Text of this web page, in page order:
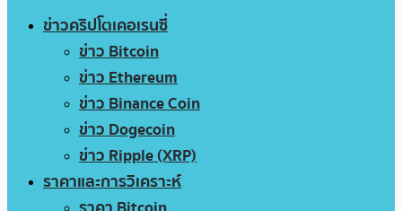
ข่าวคริปโตเคอเรนซี่
ข่าว Bitcoin
ข่าว Ethereum
ข่าว Binance Coin
ข่าว Dogecoin
ข่าว Ripple (XRP)
ราคาและการวิเคราะห์